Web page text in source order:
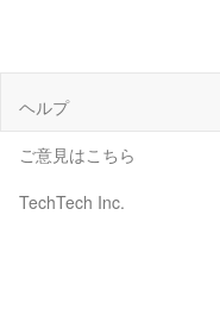
ヘルプ
ご意見はこちら
TechTech Inc.